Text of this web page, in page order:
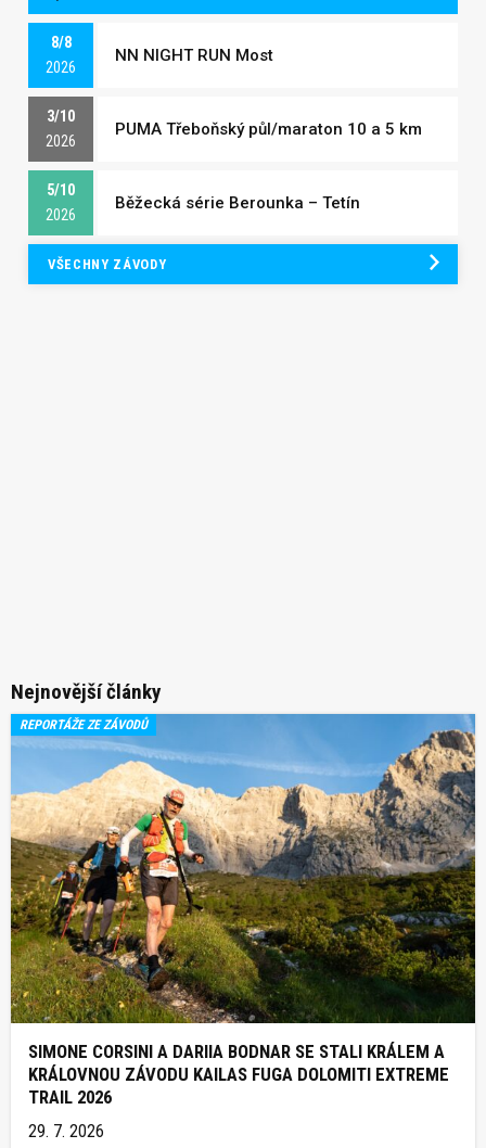
8/8
2026
NN NIGHT RUN Most
3/10
2026
PUMA Třeboňský půl/maraton 10 a 5 km
5/10
2026
Běžecká série Berounka – Tetín
VŠECHNY ZÁVODY
Nejnovější články
REPORTÁŽE ZE ZÁVODŮ
SIMONE CORSINI A DARIIA BODNAR SE STALI KRÁLEM A
KRÁLOVNOU ZÁVODU KAILAS FUGA DOLOMITI EXTREME
TRAIL 2026
29. 7. 2026